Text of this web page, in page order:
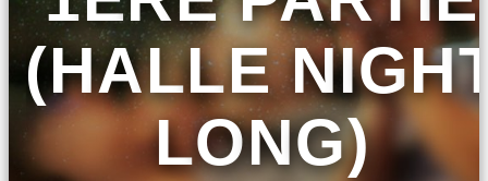
(HALLE
LONG)